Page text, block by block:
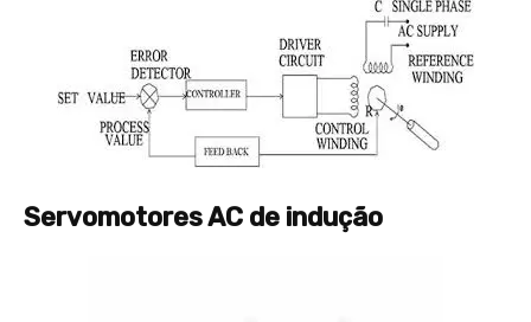
Servomotores AC de indução